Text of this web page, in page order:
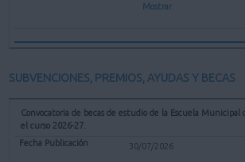
Mostrar
SUBVENCIONES, PREMIOS, AYUDAS Y BECAS
Convocatoria de becas de estudio de la Escuela Municipal
el curso 2026-27.
30/07/2026